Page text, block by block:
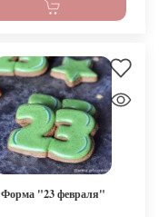
Форма "23 февраля"